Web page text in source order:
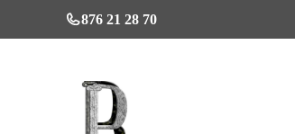
al
876 21 28 70